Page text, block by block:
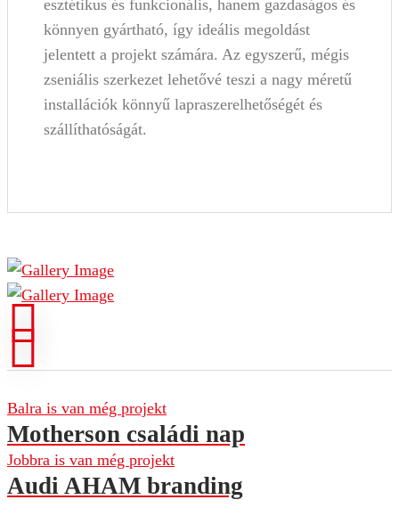
esztétikus és funkcionális, hanem gazdaságos és
könnyen gyártható, így ideális megoldást
jelentett a projekt számára. Az egyszerű, mégis
zseniális szerkezet lehetővé teszi a nagy méretű
installációk könnyű lapraszerelhetőségét és
szállíthatóságát.
Balra is van még projekt
Motherson családi nap
Jobbra is van még projekt
Audi AHAM branding